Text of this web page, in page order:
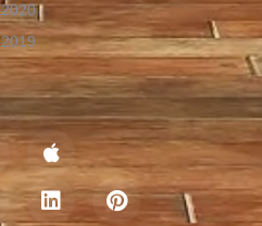
2020
2019